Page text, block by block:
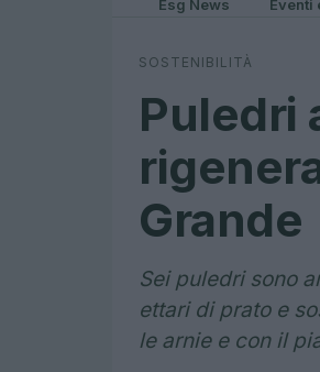
Esg News Eventi
SOSTENIBILITÀ
Puledri
Grande
Sei puledri sono
ettari di prato e
le arnie e con il